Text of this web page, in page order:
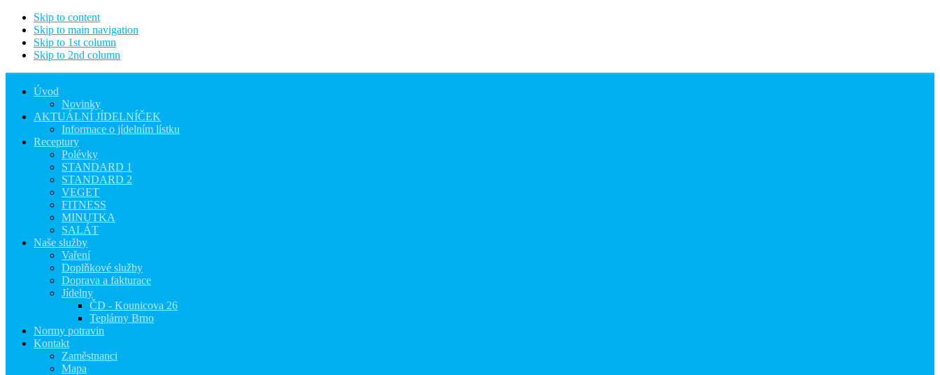
Skip to content
Skip to main navigation
Skip to 1st column
Skip to 2nd column
Úvod
Novinky
AKTUÁLNÍ JÍDELNÍČEK
Informace o jídelním lístku
Receptury
Polévky
STANDARD 1
STANDARD 2
VEGET
FITNESS
MINUTKA
SALÁT
Naše služby
Vaření
Doplňkové služby
Doprava a fakturace
Jídelny
ČD - Kounicova 26
Teplárny Brno
Normy potravin
Kontakt
Zaměstnanci
Mapa